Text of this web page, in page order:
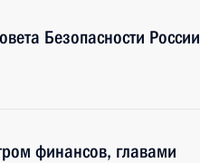
Безопасности России
финансов, главами